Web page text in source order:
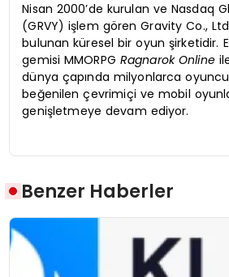
Nisan 2000’de kurulan ve Nasdaq
(GRVY) işlem gören Gravity Co.,
bulunan küresel bir oyun şirketidir.
gemisi MMORPG Ragnarok Online
dünya çapında milyonlarca
beğenilen çevrimiçi ve mobil
genişletmeye devam ediyor.
Benzer Haberler